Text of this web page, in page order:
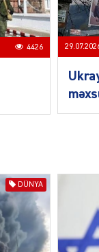
4426
DÜNYA